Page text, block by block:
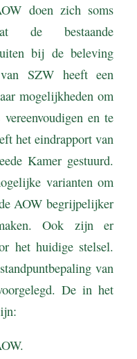
doen zich soms
de bestaande
bij de beleving
SZW heeft een
mogelijkheden om
en te
het eindrapport van
Kamer gestuurd.
varianten om
AOW begrijpelijker
Ook zijn er
het huidige stelsel.
van
De in het